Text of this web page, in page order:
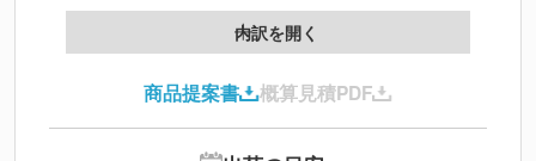
データ配置料
印刷代
北海道・沖縄・離島 別途
内訳を開く
商品提案書 概算見積PDF